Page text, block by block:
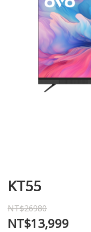
KT55
NT$26980
NT$13,999